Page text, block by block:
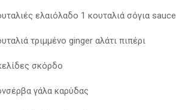
ελαιόλαδο 1 κουταλιά σόγια sauce
τριμμένο ginger αλάτι πιπέρι
σκόρδο
γάλα καρύδας